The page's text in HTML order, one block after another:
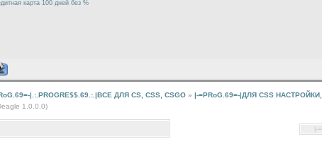
карта 100 дней без %
|.:.PROGRE$$.69.:.|ВСЕ ДЛЯ CS, CSS, CSGO » |-=PRoG.69=-|ДЛЯ CSS НАСТРОЙКИ,
1.0.0.0)